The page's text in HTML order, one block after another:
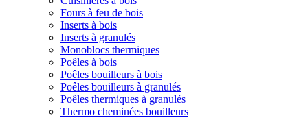
Fours à feu de bois
Inserts à bois
Inserts à granulés
Monoblocs thermiques
Poêles à bois
Poêles bouilleurs à bois
Poêles bouilleurs à granulés
Poêles thermiques à granulés
Thermo cheminées bouilleurs